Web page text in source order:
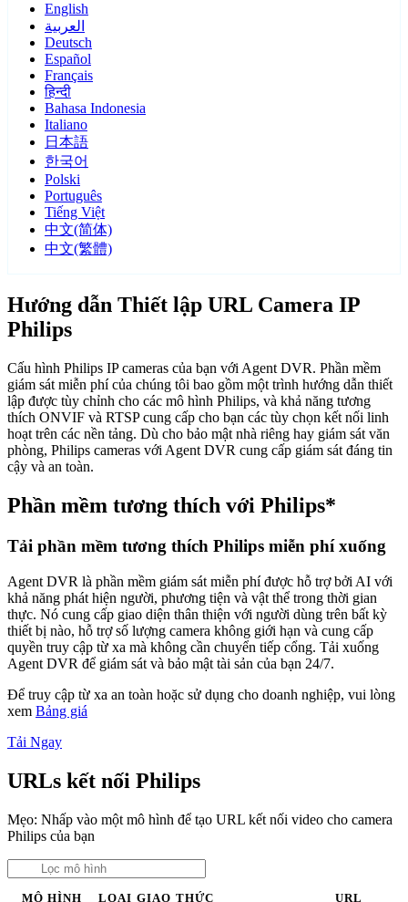
English
العربية
Deutsch
Español
Français
हिन्दी
Bahasa Indonesia
Italiano
日本語
한국어
Polski
Português
Tiếng Việt
中文(简体)
中文(繁體)
Hướng dẫn Thiết lập URL Camera IP
Philips
Cấu hình Philips IP cameras của bạn với Agent DVR. Phần mềm
giám sát miễn phí của chúng tôi bao gồm một trình hướng dẫn thiết
lập được tùy chỉnh cho các mô hình Philips, và khả năng tương
thích ONVIF và RTSP cung cấp cho bạn các tùy chọn kết nối linh
hoạt trên các nền tảng. Dù cho bảo mật nhà riêng hay giám sát văn
phòng, Philips cameras với Agent DVR cung cấp giám sát đáng tin
cậy và an toàn.
Phần mềm tương thích với Philips*
Tải phần mềm tương thích Philips miễn phí xuống
Agent DVR là phần mềm giám sát miễn phí được hỗ trợ bởi AI với
khả năng phát hiện người, phương tiện và vật thể trong thời gian
thực. Nó cung cấp giao diện thân thiện với người dùng trên bất kỳ
thiết bị nào, hỗ trợ số lượng camera không giới hạn và cung cấp
quyền truy cập từ xa mà không cần chuyển tiếp cổng. Tải xuống
Agent DVR để giám sát và bảo mật tài sản của bạn 24/7.
Để truy cập từ xa an toàn hoặc sử dụng cho doanh nghiệp, vui lòng
xem Bảng giá
Tải Ngay
URLs kết nối Philips
Mẹo: Nhấp vào một mô hình để tạo URL kết nối video cho camera
Philips của bạn
MÔ HÌNH LOẠI GIAO THỨC URL